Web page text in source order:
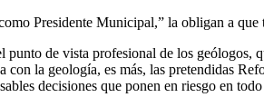
Presidente Municipal,” la obligan a que
de vista profesional de los geólogos,
con la geología, es más, las pretendidas
decisiones que ponen en riesgo en